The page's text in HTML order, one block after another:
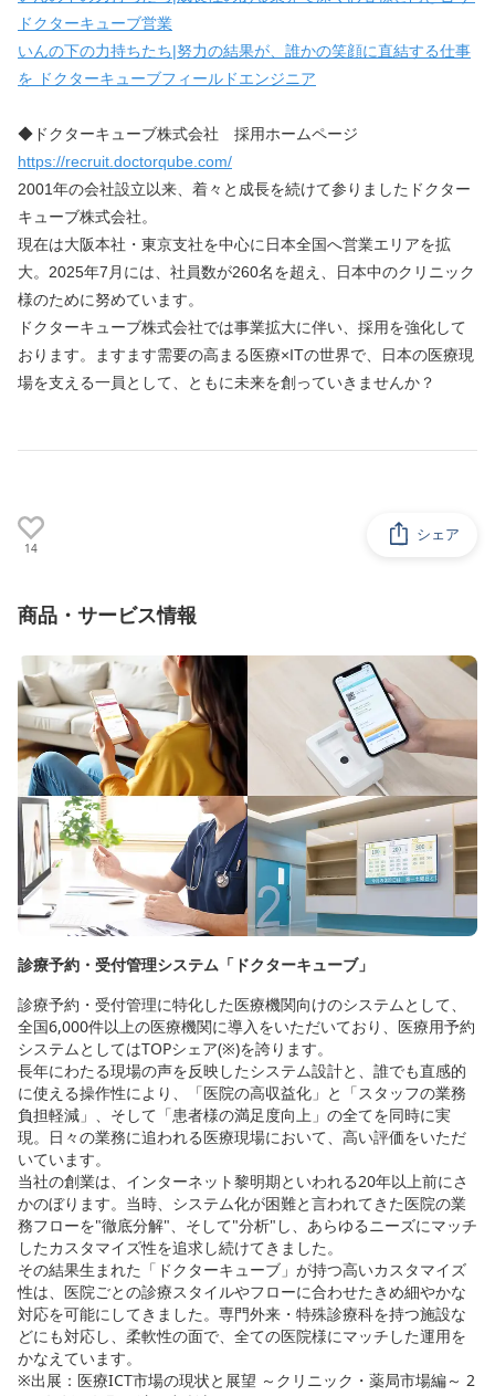
ドクターキューブ営業
いんの下の力持ちたち|努力の結果が、誰かの笑顔に直結する仕事
を ドクターキューブフィールドエンジニア
◆ドクターキューブ株式会社　採用ホームページ
https://recruit.doctorqube.com/
2001年の会社設立以来、着々と成長を続けて参りましたドクター
キューブ株式会社。
現在は大阪本社・東京支社を中心に日本全国へ営業エリアを拡
大。2025年7月には、社員数が260名を超え、日本中のクリニック
様のために努めています。
ドクターキューブ株式会社では事業拡大に伴い、採用を強化して
おります。ますます需要の高まる医療×ITの世界で、日本の医療現
場を支える一員として、ともに未来を創っていきませんか？
14
シェア
商品・サービス情報
診療予約・受付管理システム「ドクターキューブ」
診療予約・受付管理に特化した医療機関向けのシステムとして、
全国6,000件以上の医療機関に導入をいただいており、医療用予約
システムとしてはTOPシェア(※)を誇ります。
長年にわたる現場の声を反映したシステム設計と、誰でも直感的
に使える操作性により、「医院の高収益化」と「スタッフの業務
負担軽減」、そして「患者様の満足度向上」の全てを同時に実
現。日々の業務に追われる医療現場において、高い評価をいただ
いています。
当社の創業は、インターネット黎明期といわれる20年以上前にさ
かのぼります。当時、システム化が困難と言われてきた医院の業
務フローを"徹底分解"、そして"分析"し、あらゆるニーズにマッチ
したカスタマイズ性を追求し続けてきました。
その結果生まれた「ドクターキューブ」が持つ高いカスタマイズ
性は、医院ごとの診療スタイルやフローに合わせたきめ細やかな
対応を可能にしてきました。専門外来・特殊診療科を持つ施設な
どにも対応し、柔軟性の面で、全ての医院様にマッチした運用を
かなえています。
※出展：医療ICT市場の現状と展望 ～クリニック・薬局市場編～ 2